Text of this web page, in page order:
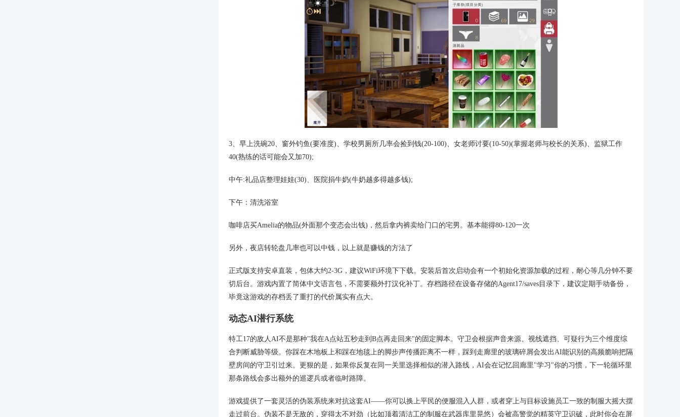
3、早上洗碗20、窗外钓鱼(要准度)、学校男厕所几率会捡到钱(20-100)、女老师讨要(10-50)(掌握老师与校长的关系)、监狱工作
40(熟练的话可能会又加70);
中午:礼品店整理娃娃(30)、医院捐牛奶(牛奶越多得越多钱);
下午：清洗浴室
咖啡店买Amelia的物品(外面那个变态会出钱)，然后拿内裤卖给门口的宅男。基本能得80-120一次
另外，夜店转轮盘几率也可以中钱，以上就是赚钱的方法了
正式版支持安卓直装，包体大约2-3G，建议WiFi环境下下载。安装后首次启动会有一个初始化资源加载的过程，耐心等几分钟不要
切后台。游戏内置了简体中文语言包，不需要额外打汉化补丁。存档路径在设备存储的Agent17/saves目录下，建议定期手动备份，
毕竟这游戏的存档丢了重打的代价属实有点大。
动态AI潜行系统
特工17的敌人AI不是那种"我在A点站五秒走到B点再走回来"的固定脚本。守卫会根据声音来源、视线遮挡、可疑行为三个维度综
合判断威胁等级。你踩在木地板上和踩在地毯上的脚步声传播距离不一样，踩到走廊里的玻璃碎屑会发出AI能识别的高频脆响把隔
壁房间的守卫引过来。更狠的是，如果你反复在同一关里选择相似的潜入路线，AI会在记忆回廊里"学习"你的习惯，下一轮循环里
那条路线会多出额外的巡逻兵或者临时路障。
游戏提供了一套灵活的伪装系统来对抗这套AI——你可以换上平民的便服混入人群，或者穿上与目标设施员工一致的制服大摇大摆
走过前台。伪装不是无敌的，穿得太不对劲（比如顶着清洁工的制服在武器库里晃悠）会被高警觉的精英守卫识破，此时你会在屏